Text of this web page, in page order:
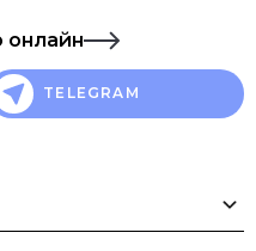
онлайн
TELEGRAM